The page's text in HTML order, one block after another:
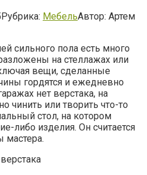
Рубрика: МебельАвтор: Артем
сильного пола есть много
на стеллажах или
вещи, сделанные
гордятся и ежедневно
нет верстака, на
чинить или творить что-то
стол, на котором
либо изделия. Он считается